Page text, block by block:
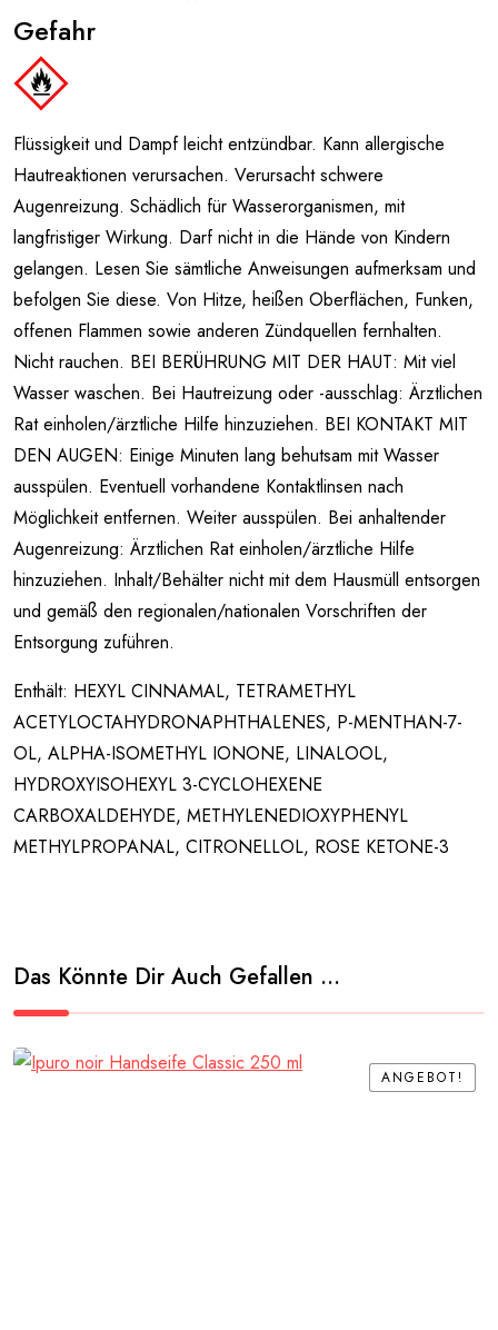
Gefahr
Flüssigkeit und Dampf leicht entzündbar. Kann allergische
Hautreaktionen verursachen. Verursacht schwere
Augenreizung. Schädlich für Wasserorganismen, mit
langfristiger Wirkung. Darf nicht in die Hände von Kindern
gelangen. Lesen Sie sämtliche Anweisungen aufmerksam und
befolgen Sie diese. Von Hitze, heißen Oberflächen, Funken,
offenen Flammen sowie anderen Zündquellen fernhalten.
Nicht rauchen. BEI BERÜHRUNG MIT DER HAUT: Mit viel
Wasser waschen. Bei Hautreizung oder -ausschlag: Ärztlichen
Rat einholen/ärztliche Hilfe hinzuziehen. BEI KONTAKT MIT
DEN AUGEN: Einige Minuten lang behutsam mit Wasser
ausspülen. Eventuell vorhandene Kontaktlinsen nach
Möglichkeit entfernen. Weiter ausspülen. Bei anhaltender
Augenreizung: Ärztlichen Rat einholen/ärztliche Hilfe
hinzuziehen. Inhalt/Behälter nicht mit dem Hausmüll entsorgen
und gemäß den regionalen/nationalen Vorschriften der
Entsorgung zuführen.
Enthält: HEXYL CINNAMAL, TETRAMETHYL
ACETYLOCTAHYDRONAPHTHALENES, P-MENTHAN-7-
OL, ALPHA-ISOMETHYL IONONE, LINALOOL,
HYDROXYISOHEXYL 3-CYCLOHEXENE
CARBOXALDEHYDE, METHYLENEDIOXYPHENYL
METHYLPROPANAL, CITRONELLOL, ROSE KETONE-3
Das Könnte Dir Auch Gefallen …
ANGEBOT!
ANGEBOT!